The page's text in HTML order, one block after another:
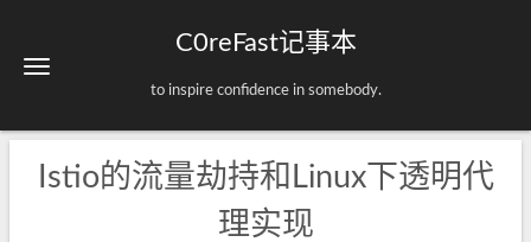
C0reFast记事本
to inspire confidence in somebody.
Istio的流量劫持和Linux下透明代
理实现